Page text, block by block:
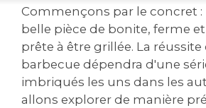
Commençons par le concret
belle pièce de bonite, ferme
prête à être grillée. La réussite
barbecue dépendra d'une
imbriqués les uns dans les
allons explorer de manière